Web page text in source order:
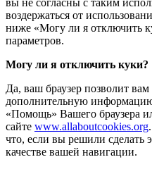
вы не согласны с таким
воздержаться от
ниже «Могу ли я отключить
параметров.
Могу ли я отключить куки?
Да, ваш браузер позволит
дополнительную
«Помощь» Вашего браузера
сайте www.allaboutcookies.org
что, если вы решили сделать
качестве вашей навигации.